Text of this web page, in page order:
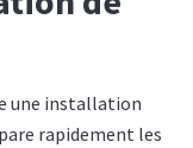
une installation
rapidement les